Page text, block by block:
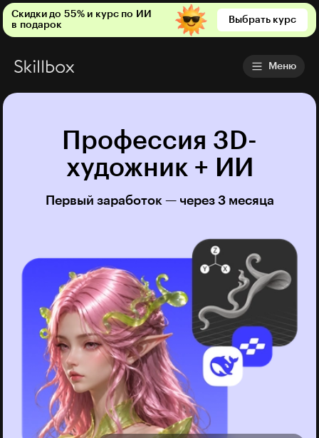
Скидки до 55% и курс по ИИ
в подарок
Выбрать курс
Меню
Профессия 3D-
художник + ИИ
Первый заработок — через 3 месяца